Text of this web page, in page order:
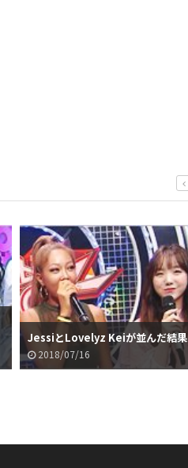
JessiとLovelyz Keiが並んだ結果
2018/07/16